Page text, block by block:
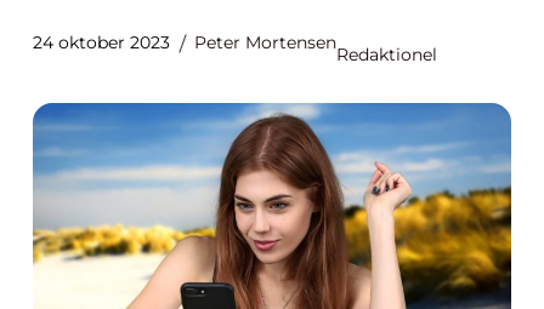
24 oktober 2023 Peter Mortensen
Redaktionel